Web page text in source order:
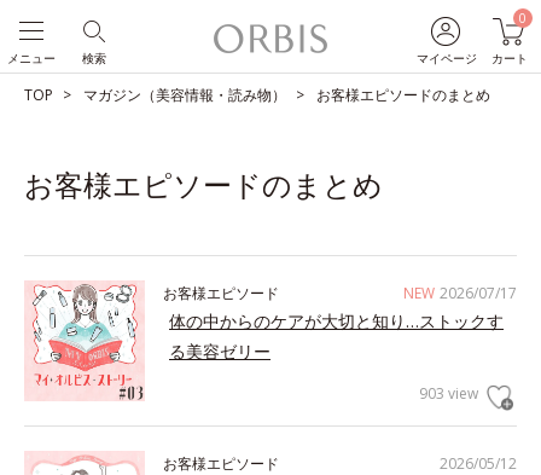
マイページ
0
カート
検索
メニュー
TOP マガジン（美容情報・読み物） お客様エピソードのまとめ
お客様エピソードのまとめ
NEW 2026/07/17
お客様エピソード
体の中からのケアが大切と知り…ストックす
る美容ゼリー
903 view
2026/05/12
お客様エピソード